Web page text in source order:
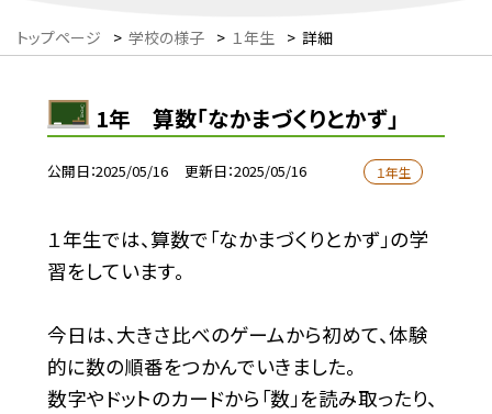
トップページ > 学校の様子 > １年生 > 詳細
1年 算数「なかまづくりとかず」
公開日 2025/05/16 更新日 2025/05/16 １年生
１年生では、算数で「なかまづくりとかず」の学
習をしています。
今日は、大きさ比べのゲームから初めて、体験
的に数の順番をつかんでいきました。
数字やドットのカードから「数」を読み取ったり、